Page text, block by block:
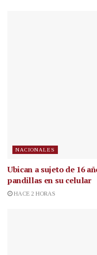
NACIONALES
Ubican a sujeto de 16
pandillas en su celular
HACE 2 HORAS